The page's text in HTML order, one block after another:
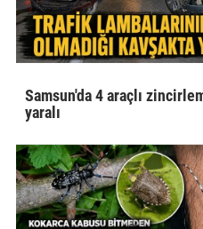
Samsun'da 4 araçlı
yaralı